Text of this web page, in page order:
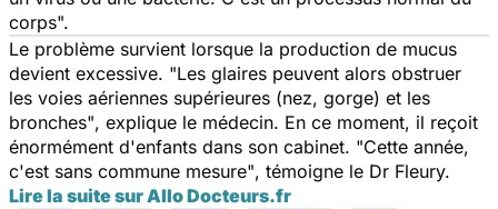
corps".
Le problème survient lorsque la production de mucus
devient excessive. "Les glaires peuvent alors obstruer
les voies aériennes supérieures (nez, gorge) et les
bronches", explique le médecin. En ce moment, il reçoit
énormément d'enfants dans son cabinet. "Cette année,
c'est sans commune mesure", témoigne le Dr Fleury.
Lire la suite sur Allo Docteurs.fr